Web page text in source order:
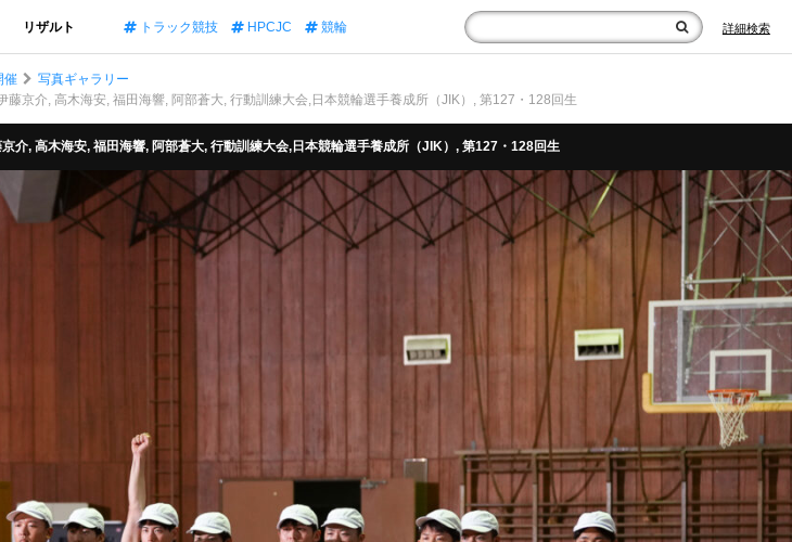
リザルト トラック競技 HPCJC 競輪 詳細検索
催
写真ギャラリー
京介, 高木海安, 福田海響, 阿部蒼大, 行動訓練大会,日本競輪選手養成所（JIK）, 第127・128回生
介, 高木海安, 福田海響, 阿部蒼大, 行動訓練大会,日本競輪選手養成所（JIK）, 第127・128回生